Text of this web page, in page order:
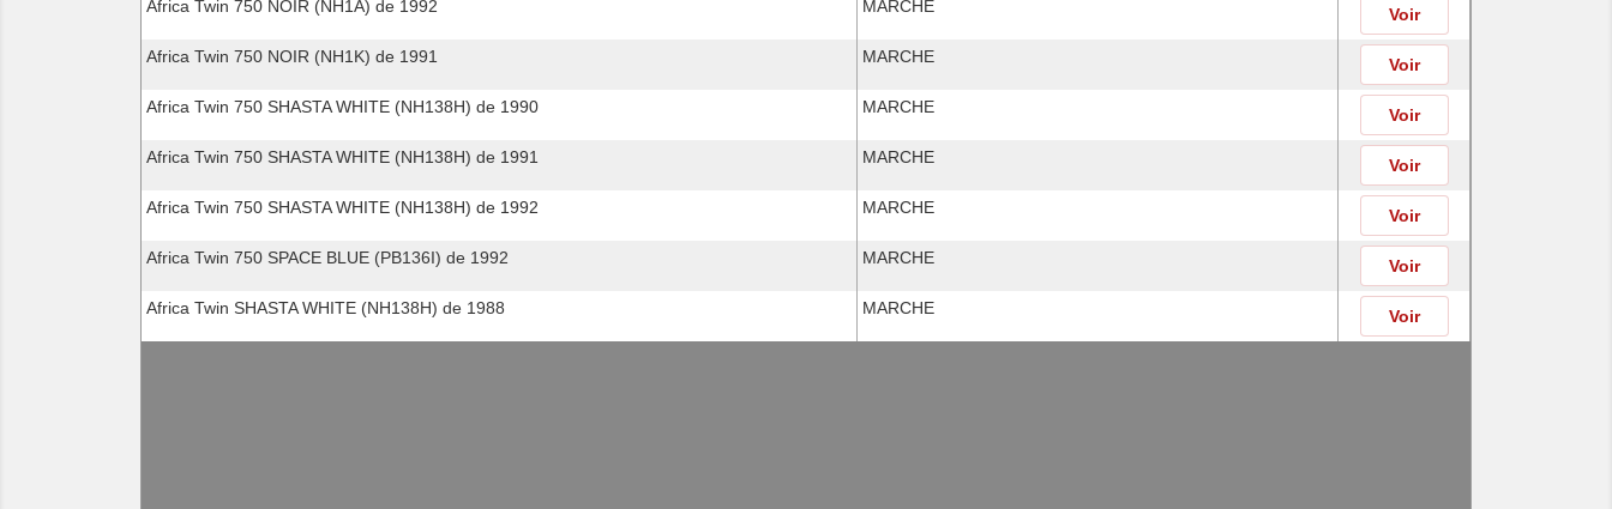
Africa Twin 750 NOIR (NH1A) de 1992 MARCHE Voir
Africa Twin 750 NOIR (NH1K) de 1991 MARCHE Voir
Africa Twin 750 SHASTA WHITE (NH138H) de 1990 MARCHE Voir
Africa Twin 750 SHASTA WHITE (NH138H) de 1991 MARCHE Voir
Africa Twin 750 SHASTA WHITE (NH138H) de 1992 MARCHE Voir
Africa Twin 750 SPACE BLUE (PB136I) de 1992 MARCHE Voir
Africa Twin SHASTA WHITE (NH138H) de 1988 MARCHE Voir